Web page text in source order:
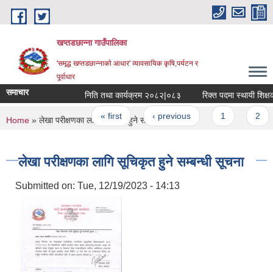
Skip to main content
खप्तडछान्ना गाउँपालिका
'समृद्ध खप्तडछान्नाको आधार' व्यावसायिक कृषि,पर्यटन र
पूर्वाधार
समाचार निति तथा कार्यक्रम २०८२|०८३ रिक्त पदमा स्थायी
Pages
« first ‹ previous
You are here
Home » लेखा परीक्षणका लागि सूचिकृत हुने सम्बन्धी सूचना
लेखा परीक्षणका लागि सूचिकृत हुने सम्बन्धी सूचना
Submitted on: Tue, 12/19/2023 - 14:13